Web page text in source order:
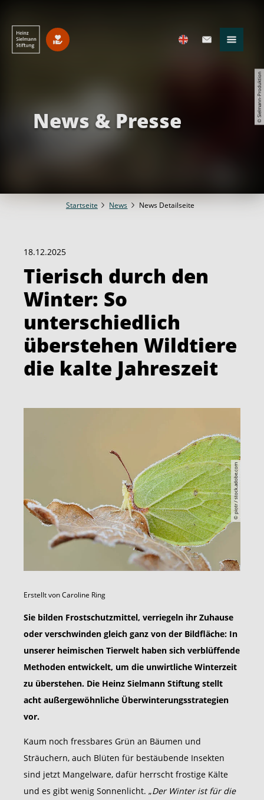
© Sielmann-Produktion
News & Presse
Startseite News News Detailseite
18.12.2025
Tierisch durch den
Winter: So
unterschiedlich
überstehen Wildtiere
die kalte Jahreszeit
© piotr / stock.adobe.com
Erstellt vonCaroline Ring
Sie bilden Frostschutzmittel, verriegeln ihr Zuhause
oder verschwinden gleich ganz von der Bildfläche: In
unserer heimischen Tierwelt haben sich verblüffende
Methoden entwickelt, um die unwirtliche Winterzeit
zu überstehen. Die Heinz Sielmann Stiftung stellt
acht außergewöhnliche Überwinterungsstrategien
vor.
Kaum noch fressbares Grün an Bäumen und
Sträuchern, auch Blüten für bestäubende Insekten
sind jetzt Mangelware, dafür herrscht frostige Kälte
und es gibt wenig Sonnenlicht. „Der Winter ist für die